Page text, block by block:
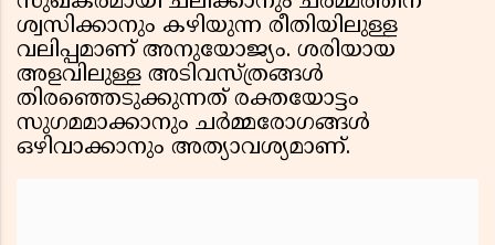
ശ്വസിക്കാനും കഴിയുന്ന രീതിയിലുള്ള
വലിപ്പമാണ് അനുയോജ്യം. ശരിയായ
അളവിലുള്ള അടിവസ്ത്രങ്ങൾ
തിരഞ്ഞെടുക്കുന്നത് രക്തയോട്ടം
സുഗമമാക്കാനും ചർമ്മരോഗങ്ങൾ
ഒഴിവാക്കാനും അത്യാവശ്യമാണ്.